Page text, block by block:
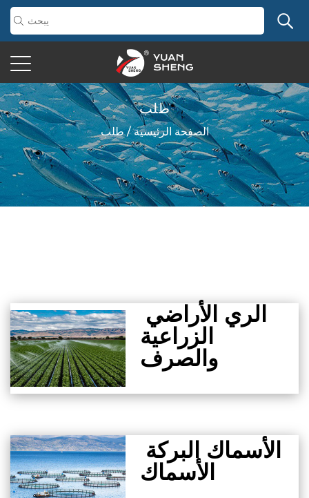
طلب
الصفحة الرئيسية/طلب
الري الأراضي
الزراعية
والصرف
الأسماك البركة
الأسماك